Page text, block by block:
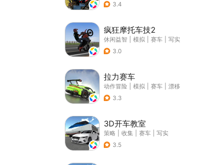
3.4
疯狂摩托车技2
休闲益智 模拟 赛车
写实
3.0
拉力赛车
动作冒险 模拟 赛车
漂移
3.3
3D开车教室
策略 收集 赛车
写实
3.5